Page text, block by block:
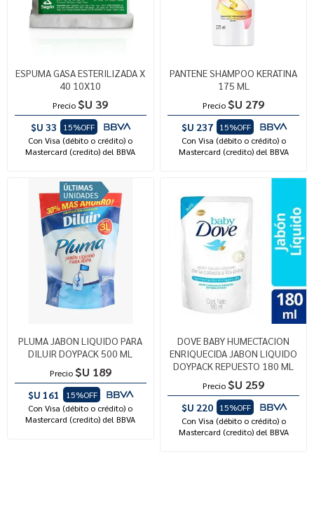
ESPUMA GASA ESTERILIZADA X
40 10X10
Precio $U 39
$U 33
15%OFF
Con Visa (débito o crédito) o
Mastercard (credito) del BBVA
PANTENE SHAMPOO KERATINA
175 ML
Precio $U 279
$U 237
15%OFF
Con Visa (débito o crédito) o
Mastercard (credito) del BBVA
PLUMA JABON LIQUIDO PARA
DILUIR DOYPACK 500 ML
Precio $U 189
$U 161
15%OFF
Con Visa (débito o crédito) o
Mastercard (credito) del BBVA
DOVE BABY HUMECTACION
ENRIQUECIDA JABON LIQUIDO
DOYPACK REPUESTO 180 ML
Precio $U 259
$U 220
15%OFF
Con Visa (débito o crédito) o
Mastercard (credito) del BBVA